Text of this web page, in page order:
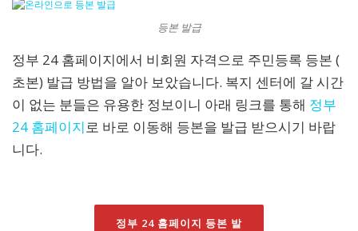
등본 발급
정부 24 홈페이지에서 비회원 자격으로 주민등록 등본 (
초본) 발급 방법을 알아 보았습니다. 복지 센터에 갈 시간
이 없는 분들은 유용한 정보이니 아래 링크를 통해 정부
24 홈페이지로 바로 이동해 등본을 발급 받으시기 바랍
니다.
정부 24 홈페이지 등본 발